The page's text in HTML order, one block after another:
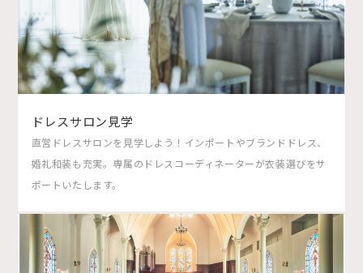
ドレスサロン見学
直営ドレスサロンを見学しよう！インポートやブランドドレス、
婚礼和装も充実。専属のドレスコーディネーターが衣装選びをサ
ポートいたします。